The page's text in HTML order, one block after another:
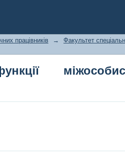
міжособистісних
працівників → Факультет